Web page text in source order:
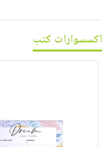
اكسسوارات كتب